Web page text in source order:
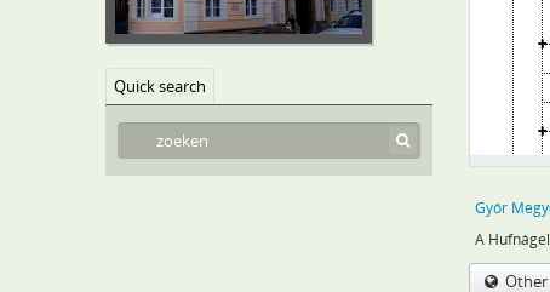
Quick search
Győr
A
Other